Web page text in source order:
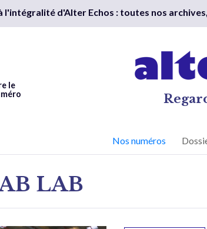
l'intégralité d'Alter Echos : toutes nos
le
Nos numéros
LAB